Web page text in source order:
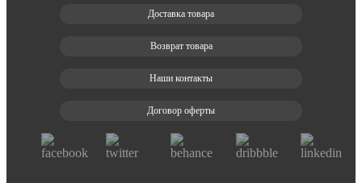
Доставка товара
Возврат товара
Наши контакты
Договор оферты